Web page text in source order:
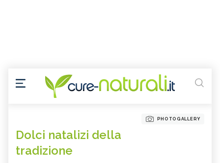
PHOTOGALLERY
Dolci natalizi della
tradizione